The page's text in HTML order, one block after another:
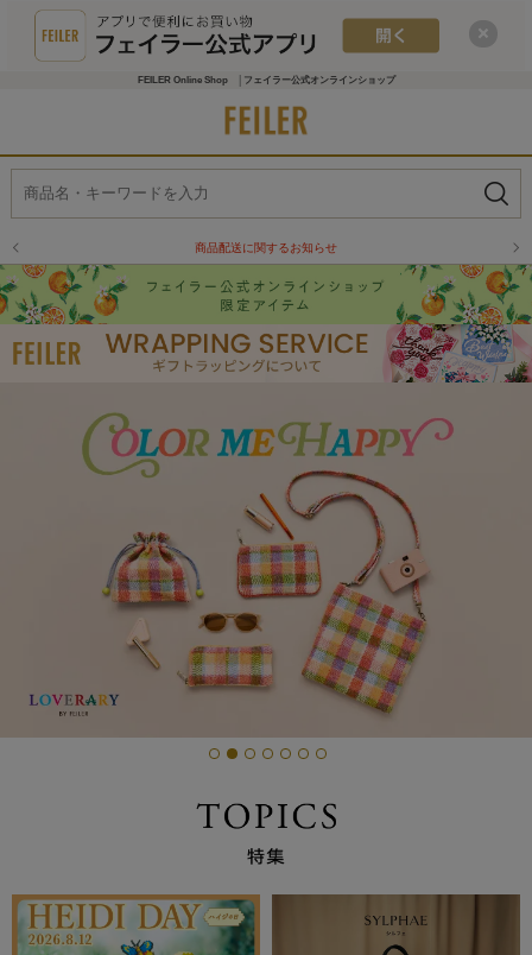
FEILER Online Shop │フェイラー公式オンラインショップ
商品配送に関するお知らせ